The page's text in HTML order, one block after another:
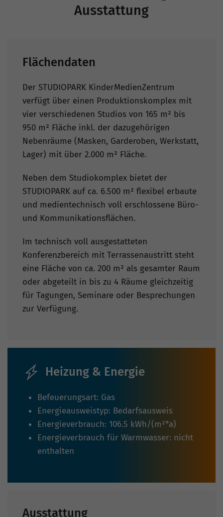
Ausstattung
Flächendaten
Der STUDIOPARK KinderMedienZentrum
verfügt über einen Produktionskomplex mit
vier verschiedenen Studios von 165 m² bis
950 m² Fläche inkl. der dazugehörigen
Nebenräume (Masken, Garderoben, Werkstatt,
Lager) mit über 2.000 m² Fläche.
Neben dem Studiokomplex bietet der
STUDIOPARK auf ca. 6.500 m² flexibel erbaute
und medientechnisch voll erschlossene Büro-
und Kommunikationsflächen.
Im technisch voll ausgestatteten
Konferenzbereich mit Terrassenaustritt steht
eine Fläche von ca. 200 m² als gesamter Raum
oder abgeteilt in bis zu 4 Räume gleichzeitig
für Tagungen, Seminare oder Besprechungen
zur Verfügung.
Heizung & Energie
Befeuerungsart: Gas
Energieausweistyp: Bedarfsausweis
Energieverbrauch: 106.5 kWh/(m²*a)
Energieverbrauch für Warmwasser: nicht
enthalten
Ausstattung